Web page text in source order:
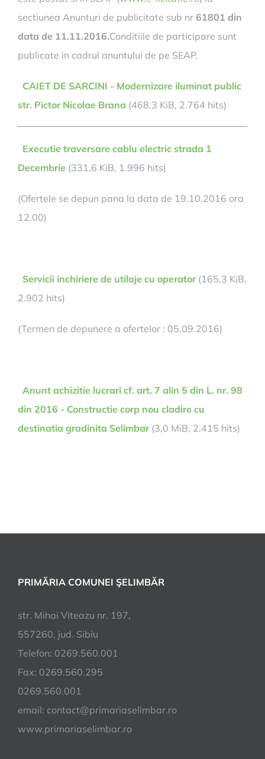
sectiunea Anunturi de publicitate sub nr 61801 din
data de 11.11.2016.Conditiile de participare sunt
publicate in cadrul anuntului de pe SEAP.
CAIET DE SARCINI - Modernizare iluminat public
str. Pictor Nicolae Brana (468,3 KiB, 2.764 hits)
Executie traversare cablu electric strada 1
Decembrie (331,6 KiB, 1.996 hits)
(Ofertele se depun pana la data de 19.10.2016 ora
12.00)
Servicii inchiriere de utilaje cu operator(165,3 KiB,
2.902 hits)
(Termen de depunere a ofertelor : 05.09.2016)
Anunt achizitie lucrari cf. art. 7 alin 5 din L. nr. 98
din 2016 - Constructie corp nou cladire cu
destinatia gradinita Selimbar(3,0 MiB, 2.415 hits)
PRIMĂRIA COMUNEI ŞELIMBĂR
str. Mihai Viteazu nr. 197,
557260, jud. Sibiu
Telefon: 0269.560.001
Fax: 0269.560.295
0269.560.001
email: contact@primariaselimbar.ro
www.primariaselimbar.ro